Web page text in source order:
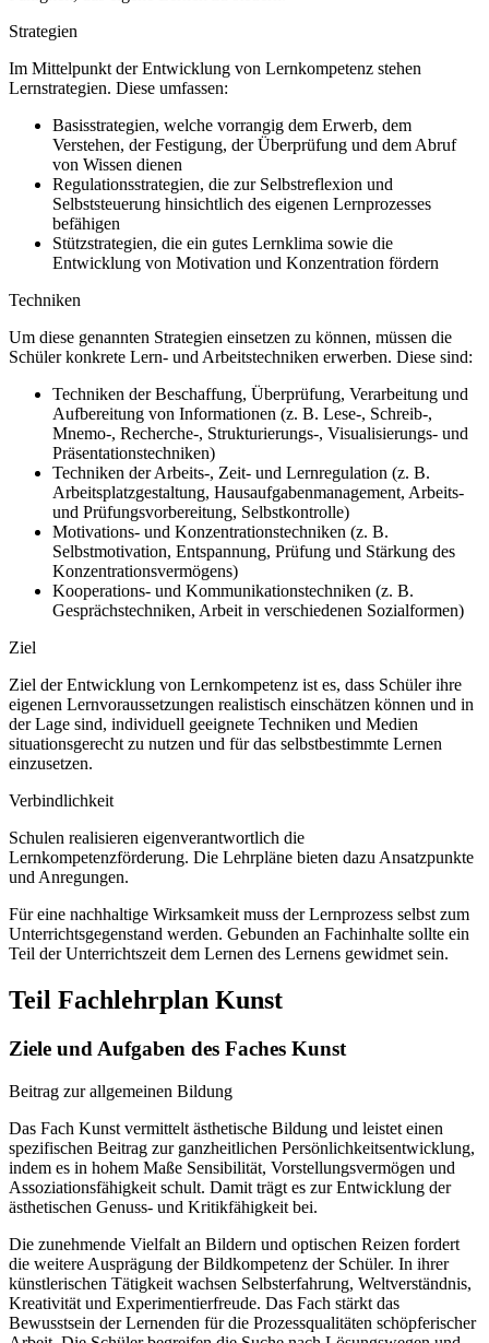
Strategien
Im Mittelpunkt der Entwicklung von Lernkompetenz stehen
Lernstrategien. Diese umfassen:
Basisstrategien, welche vorrangig dem Erwerb, dem
Verstehen, der Festigung, der Überprüfung und dem Abruf
von Wissen dienen
Regulationsstrategien, die zur Selbstreflexion und
Selbststeuerung hinsichtlich des eigenen Lernprozesses
befähigen
Stützstrategien, die ein gutes Lernklima sowie die
Entwicklung von Motivation und Konzentration fördern
Techniken
Um diese genannten Strategien einsetzen zu können, müssen die
Schüler konkrete Lern- und Arbeitstechniken erwerben. Diese sind:
Techniken der Beschaffung, Überprüfung, Verarbeitung und
Aufbereitung von Informationen (z. B. Lese-, Schreib-,
Mnemo-, Recherche-, Strukturierungs-, Visualisierungs- und
Präsentationstechniken)
Techniken der Arbeits-, Zeit- und Lernregulation (z. B.
Arbeitsplatzgestaltung, Hausaufgabenmanagement, Arbeits-
und Prüfungsvorbereitung, Selbstkontrolle)
Motivations- und Konzentrationstechniken (z. B.
Selbstmotivation, Entspannung, Prüfung und Stärkung des
Konzentrationsvermögens)
Kooperations- und Kommunikationstechniken (z. B.
Gesprächstechniken, Arbeit in verschiedenen Sozialformen)
Ziel
Ziel der Entwicklung von Lernkompetenz ist es, dass Schüler ihre
eigenen Lernvoraussetzungen realistisch einschätzen können und in
der Lage sind, individuell geeignete Techniken und Medien
situationsgerecht zu nutzen und für das selbstbestimmte Lernen
einzusetzen.
Verbindlichkeit
Schulen realisieren eigenverantwortlich die
Lernkompetenzförderung. Die Lehrpläne bieten dazu Ansatzpunkte
und Anregungen.
Für eine nachhaltige Wirksamkeit muss der Lernprozess selbst zum
Unterrichtsgegenstand werden. Gebunden an Fachinhalte sollte ein
Teil der Unterrichtszeit dem Lernen des Lernens gewidmet sein.
Teil Fachlehrplan Kunst
Ziele und Aufgaben des Faches Kunst
Beitrag zur allgemeinen Bildung
Das Fach Kunst vermittelt ästhetische Bildung und leistet einen
spezifischen Beitrag zur ganzheitlichen Persönlichkeitsentwicklung,
indem es in hohem Maße Sensibilität, Vorstellungsvermögen und
Assoziationsfähigkeit schult. Damit trägt es zur Entwicklung der
ästhetischen Genuss- und Kritikfähigkeit bei.
Die zunehmende Vielfalt an Bildern und optischen Reizen fordert
die weitere Ausprägung der Bildkompetenz der Schüler. In ihrer
künstlerischen Tätigkeit wachsen Selbsterfahrung, Weltverständnis,
Kreativität und Experimentierfreude. Das Fach stärkt das
Bewusstsein der Lernenden für die Prozessqualitäten schöpferischer